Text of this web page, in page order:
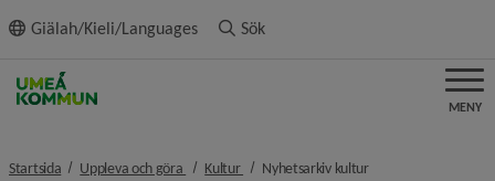
innehållet
Giälah/Kieli/Languages Sök
MENY
Startsida Uppleva och göra nivå i brödsmulenavigeringen
Kultur nivå i brödsmulenavigeringen
Nyhetsarkiv kulturnivå i